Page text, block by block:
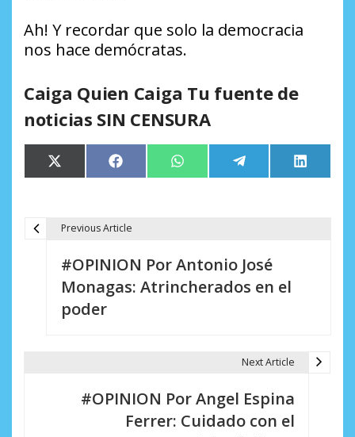
Ah! Y recordar que solo la democracia
nos hace demócratas.
Caiga Quien Caiga Tu fuente de
noticias SIN CENSURA
Compartir
en
X
(Twitter)
Compartir
en
Facebook Compartir
en
WhatsApp Compartir
en
Telegram
en
LinkedIn
Previous Article
#OPINION Por Antonio José
Monagas: Atrincherados en el
poder
Next Article
#OPINION Por Angel Espina
Ferrer: Cuidado con el